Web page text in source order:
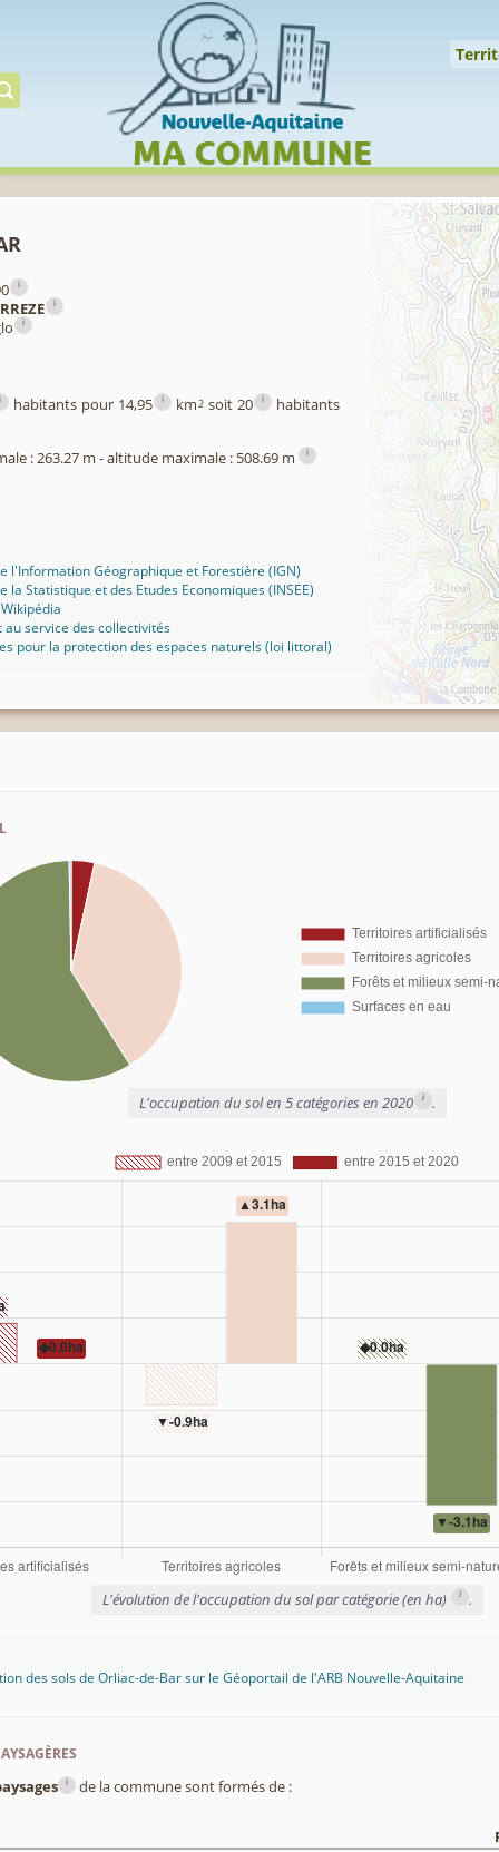
Gérer préserver
i
i
i
i habitants pour 14,95 i km2soit 20 i habitants
: 263.27 m - altitude maximale : 508.69 m i
l'Information Géographique et Forestière (IGN)
la Statistique et des Etudes Economiques (INSEE)
au service des collectivités
pour la protection des espaces naturels (loi littoral)
L'occupation du sol en 5 catégories en 2020 i .
L'évolution de l'occupation du sol par catégorie (en ha) i .
des sols de Orliac-de-Bar sur le Géoportail de l'ARB Nouvelle-Aquitaine
i de la commune sont formés de :
Cookies management panel